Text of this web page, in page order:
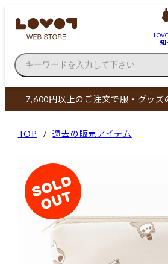
知
キーワードを入力して下さい
7,600円以上のご注文で服・グッズ
TOP 過去の販売アイテム